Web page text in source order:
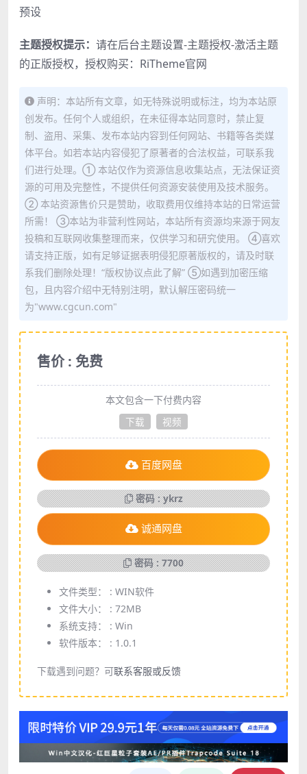
预设
主题授权提示： 请在后台主题设置-主题授权-激活主题
的正版授权，授权购买： RiTheme官网
声明：本站所有文章，如无特殊说明或标注，均为本站原
创发布。任何个人或组织，在未征得本站同意时，禁止复
制、盗用、采集、发布本站内容到任何网站、书籍等各类媒
体平台。如若本站内容侵犯了原著者的合法权益，可联系我
们进行处理。① 本站仅作为资源信息收集站点，无法保证资
源的可用及完整性，不提供任何资源安装使用及技术服务。
② 本站资源售价只是赞助，收取费用仅维持本站的日常运营
所需！ ③本站为非营利性网站，本站所有资源均来源于网友
投稿和互联网收集整理而来，仅供学习和研究使用。 ④喜欢
请支持正版，如有足够证据表明侵犯原著版权的，请及时联
系我们删除处理！“版权协议点此了解” ⑤如遇到加密压缩
包，且内容介绍中无特别注明，默认解压密码统一
为"www.cgcun.com"
售价 : 免费
本文包含一下付费内容
下载
视频
百度网盘
密码 : ykrz
诚通网盘
密码 : 7700
文件类型： : WIN软件
文件大小： : 72MB
系统支持： : Win
软件版本： : 1.0.1
下载遇到问题？可联系客服或反馈